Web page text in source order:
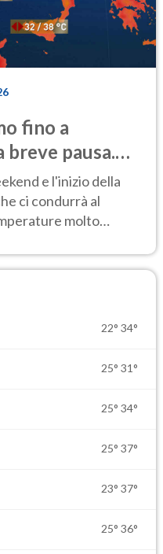
fino a
breve pausa.
e l'inizio della
ci condurrà al
molto
22° 34°
25° 31°
25° 34°
25° 37°
23° 37°
25° 36°